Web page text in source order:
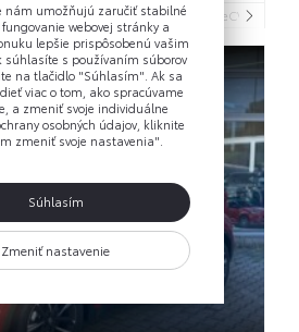
IN Hybrid 1 987 cm3 Automatická (eCVT)
nám umožňujú zaručiť stabilné
webovej stránky a
lepšie prispôsobenú vašim
súhlasíte s používaním súborov
na tlačidlo "Súhlasím". Ak sa
viac o tom, ako spracúvame
a zmeniť svoje individuálne
osobných údajov, kliknite
zmeniť svoje nastavenia".
Súhlasím
Zmeniť nastavenie